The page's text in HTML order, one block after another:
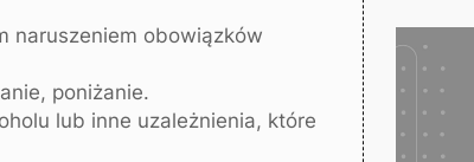
naruszeniem obowiązków
poniżanie.
lub inne uzależnienia, które